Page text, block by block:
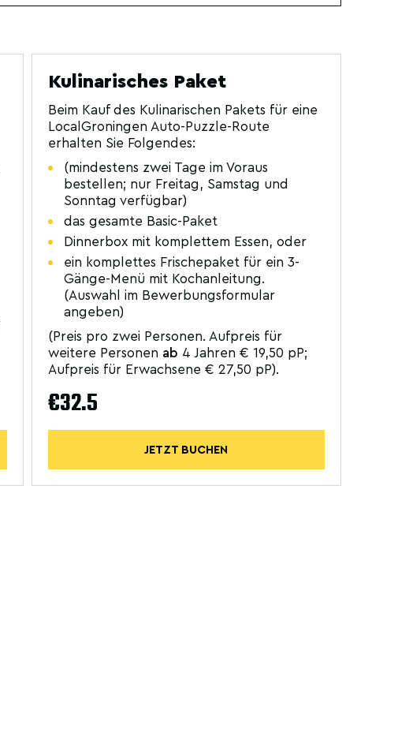
Kulinarisches Paket
Beim Kauf des Kulinarischen Pakets für eine
LocalGroningen Auto-Puzzle-Route
erhalten Sie Folgendes:
(mindestens zwei Tage im Voraus
bestellen; nur Freitag, Samstag und
Sonntag verfügbar)
das gesamte Basic-Paket
Dinnerbox mit komplettem Essen, oder
ein komplettes Frischepaket für ein 3-
Gänge-Menü mit Kochanleitung.
(Auswahl im Bewerbungsformular
angeben)
(Preis pro zwei Personen. Aufpreis für
weitere Personen ab 4 Jahren € 19,50 pP;
Aufpreis für Erwachsene € 27,50 pP).
€32.5
JETZT BUCHEN